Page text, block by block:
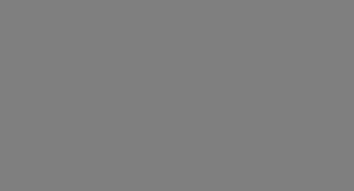
för Konsumentvägledning
för Borgerlig vigsel
för Kris och beredskap
för Felanmälan